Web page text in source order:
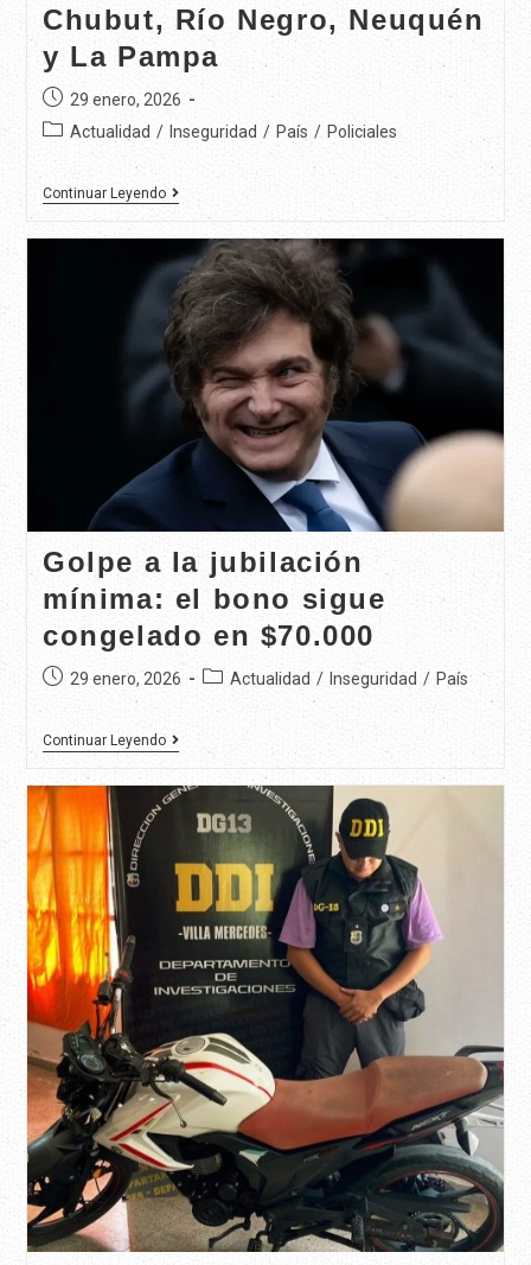
Chubut, Río Negro, Neuquén
y La Pampa
29 enero, 2026
Actualidad / Inseguridad / País / Policiales
Continuar Leyendo
Golpe a la jubilación
mínima: el bono sigue
congelado en $70.000
29 enero, 2026 Actualidad / Inseguridad / País
Continuar Leyendo